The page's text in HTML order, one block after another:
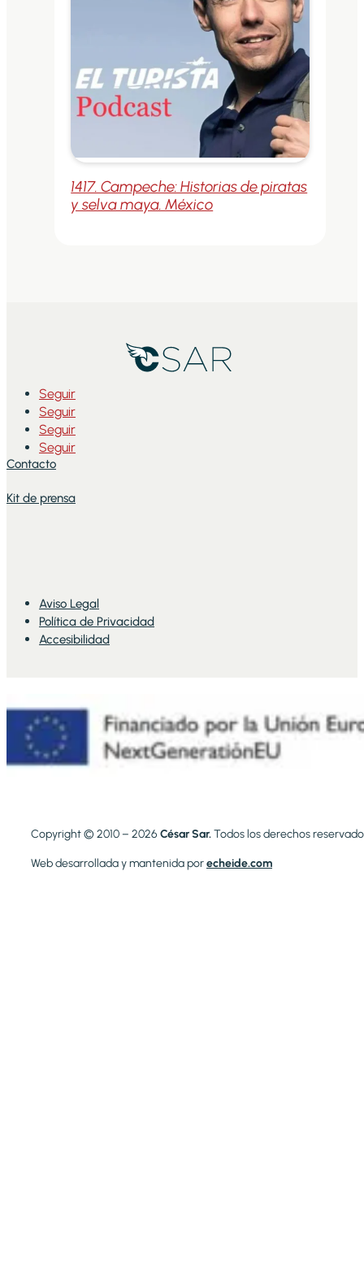
1417. Campeche: Historias de piratas
y selva maya. México
Seguir
Seguir
Seguir
Seguir
Contacto
Kit de prensa
Aviso Legal
Política de Privacidad
Accesibilidad
Copyright © 2010 – 2026 César Sar.Todos los derechos
Web desarrollada y mantenida porecheide.com